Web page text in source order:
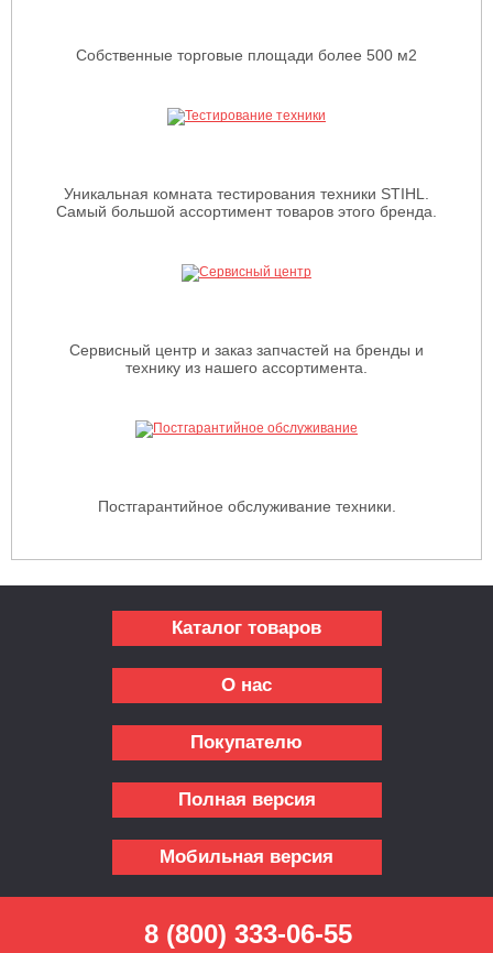
Собственные торговые площади более 500 м2
Уникальная комната тестирования техники STIHL.
Самый большой ассортимент товаров этого бренда.
Сервисный центр и заказ запчастей на бренды и
технику из нашего ассортимента.
Постгарантийное обслуживание техники.
Каталог товаров
О нас
Покупателю
Полная версия
Мобильная версия
8 (800) 333-06-55